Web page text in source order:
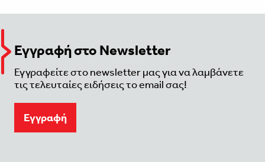
Εγγραφή στο Newsletter
Εγγραφείτε στο newsletter μας για να λαμβάνετε
τις τελευταίες ειδήσεις το email σας!
Eγγραφή